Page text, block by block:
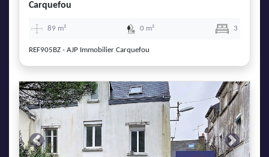
Carquefou
89 m² 0 m² 3
REF905BZ - AJP Immobilier Carquefou
Previous Next